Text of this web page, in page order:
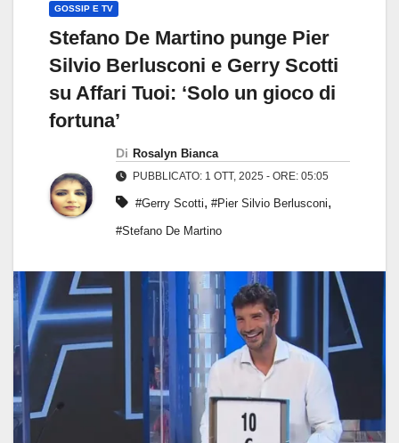
GOSSIP E TV
Stefano De Martino punge Pier
Silvio Berlusconi e Gerry Scotti
su Affari Tuoi: ‘Solo un gioco di
fortuna’
Di Rosalyn Bianca
PUBBLICATO: 1 OTT, 2025 - ORE: 05:05
#Gerry Scotti, #Pier Silvio Berlusconi,
#Stefano De Martino